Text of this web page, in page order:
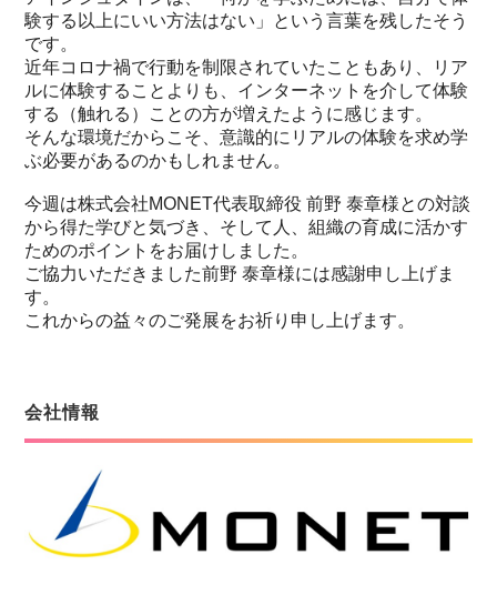
験する以上にいい方法はない」という言葉を残したそう
です。
近年コロナ禍で行動を制限されていたこともあり、リア
ルに体験することよりも、インターネットを介して体験
する（触れる）ことの方が増えたように感じます。
そんな環境だからこそ、意識的にリアルの体験を求め学
ぶ必要があるのかもしれません。
今週は株式会社MONET代表取締役 前野 泰章様との対談
から得た学びと気づき、そして人、組織の育成に活かす
ためのポイントをお届けしました。
ご協力いただきました前野 泰章様には感謝申し上げま
す。
これからの益々のご発展をお祈り申し上げます。
会社情報